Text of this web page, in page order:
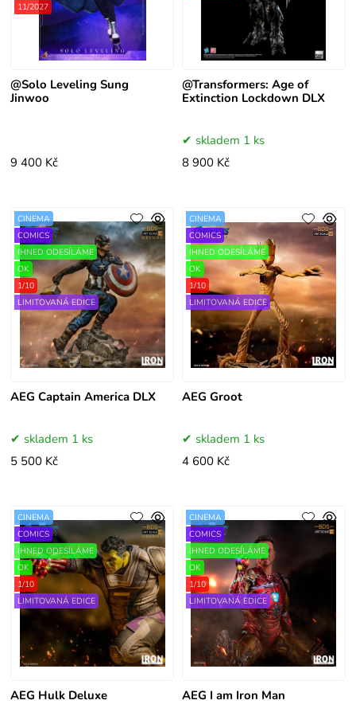
@Solo Leveling Sung
Jinwoo
11/2027
9 400 Kč
@Transformers: Age of
Extinction Lockdown DLX
skladem 1 ks
8 900 Kč
AEG Captain America DLX
CINEMA
COMICS
IHNED ODESÍLÁME
OK
1/10
LIMITOVANÁ EDICE
skladem 1 ks
5 500 Kč
AEG Groot
CINEMA
COMICS
IHNED ODESÍLÁME
OK
1/10
LIMITOVANÁ EDICE
skladem 1 ks
4 600 Kč
AEG Hulk Deluxe
CINEMA
COMICS
IHNED ODESÍLÁME
OK
1/10
LIMITOVANÁ EDICE
AEG I am Iron Man
CINEMA
COMICS
IHNED ODESÍLÁME
OK
1/10
LIMITOVANÁ EDICE